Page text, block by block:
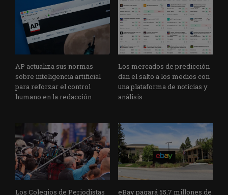
AP actualiza sus normas
sobre inteligencia artificial
para reforzar el control
humano en la redacción
Los mercados de predicción
dan el salto a los medios con
una plataforma de noticias y
análisis
Los Colegios de Periodistas
eBay pagará 55,7 millones de